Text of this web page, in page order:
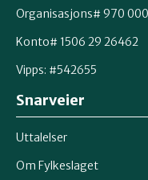
Organisasjons# 970
Konto# 1506 29 26462
Vipps: #542655
Snarveier
Uttalelser
Om Fylkeslaget